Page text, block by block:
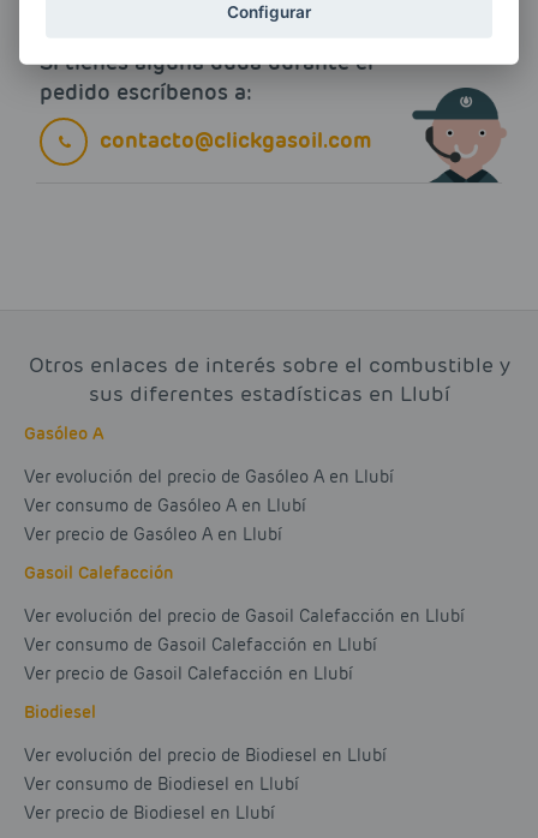
Si tienes alguna duda durante el
pedido escríbenos a:
contacto@clickgasoil.com
Otros enlaces de interés sobre el combustible y
sus diferentes estadísticas en Llubí
Gasóleo A
Ver evolución del precio de Gasóleo A en Llubí
Ver consumo de Gasóleo A en Llubí
Ver precio de Gasóleo A en Llubí
Gasoil Calefacción
Ver evolución del precio de Gasoil Calefacción en Llubí
Ver consumo de Gasoil Calefacción en Llubí
Ver precio de Gasoil Calefacción en Llubí
Biodiesel
Ver evolución del precio de Biodiesel en Llubí
Ver consumo de Biodiesel en Llubí
Ver precio de Biodiesel en Llubí
Configurar